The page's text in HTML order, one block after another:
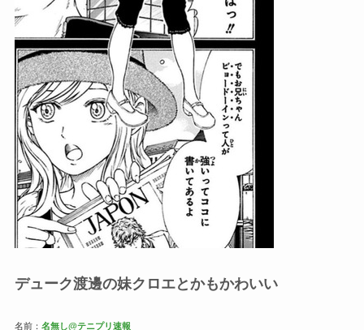
デューク渡邊の妹クロエとかもかわいい
名前： 名無し@テニプリ速報